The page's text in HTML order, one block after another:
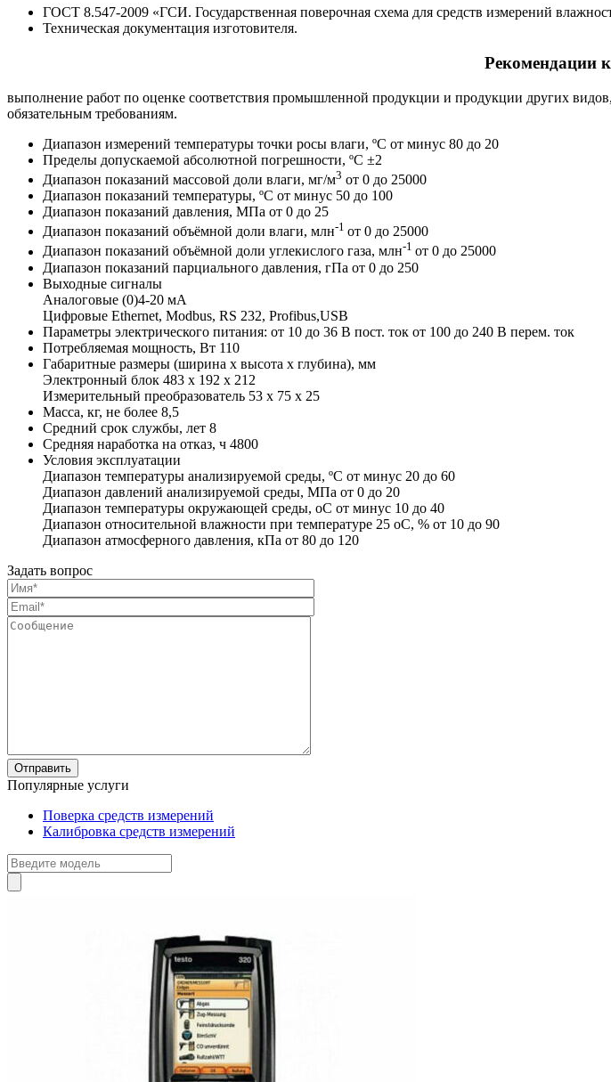
ГОСТ 8.547-2009 «ГСИ. Государственная поверочная схема для средств измерений
Техническая документация изготовителя.
Рекомендации
выполнение работ по оценке соответствия промышленной продукции и продукции других
обязательным требованиям.
Диапазон измерений температуры точки росы влаги, ºС от минус 80 до 20
Пределы допускаемой абсолютной погрешности, ºС ±2
Диапазон показаний массовой доли влаги, мг/м3 от 0 до 25000
Диапазон показаний температуры, ºС от минус 50 до 100
Диапазон показаний давления, МПа от 0 до 25
Диапазон показаний объёмной доли влаги, млн-1 от 0 до 25000
Диапазон показаний объёмной доли углекислого газа, млн-1 от 0 до 25000
Диапазон показаний парциального давления, гПа от 0 до 250
Выходные сигналы
Аналоговые (0)4-20 мА
Цифровые Ethernet, Modbus, RS 232, Profibus,USB
Параметры электрического питания: от 10 до 36 В пост. ток от 100 до 240 В перем. ток
Потребляемая мощность, Вт 110
Габаритные размеры (ширина х высота х глубина), мм
Электронный блок 483 х 192 х 212
Измерительный преобразователь 53 х 75 х 25
Масса, кг, не более 8,5
Средний срок службы, лет 8
Средняя наработка на отказ, ч 4800
Условия эксплуатации
Диапазон температуры анализируемой среды, ºС от минус 20 до 60
Диапазон давлений анализируемой среды, МПа от 0 до 20
Диапазон температуры окружающей среды, oС от минус 10 до 40
Диапазон относительной влажности при температуре 25 oС, % от 10 до 90
Диапазон атмосферного давления, кПа от 80 до 120
Задать вопрос
Популярные услуги
Поверка средств измерений
Калибровка средств измерений